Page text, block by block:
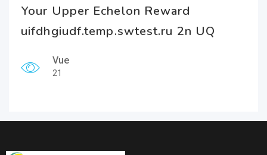
Your Upper Echelon Reward
uifdhgiudf.temp.swtest.ru 2n UQ
Vue
21